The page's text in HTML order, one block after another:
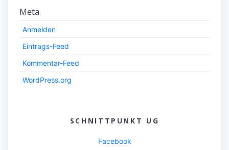
Meta
Anmelden
Eintrags-Feed
Kommentar-Feed
WordPress.org
SCHNITTPUNKT UG
Facebook